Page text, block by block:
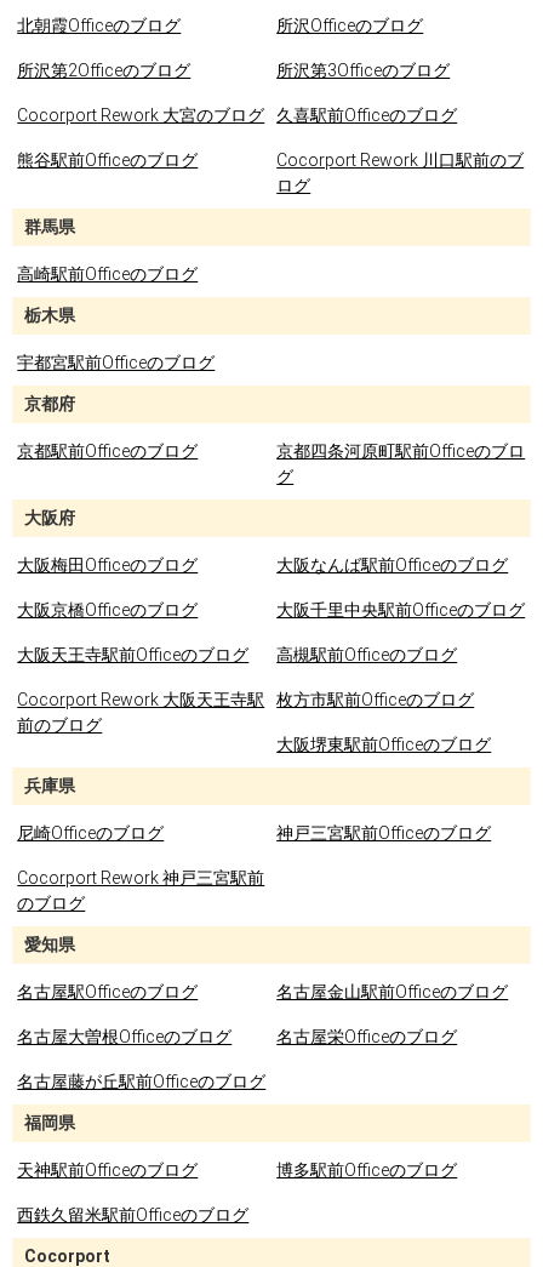
北朝霞Officeのブログ 所沢Officeのブログ
所沢第2Officeのブログ 所沢第3Officeのブログ
Cocorport Rework 大宮のブログ 久喜駅前Officeのブログ
熊谷駅前Officeのブログ
Cocorport Rework 川口駅前のブ
ログ
群馬県
高崎駅前Officeのブログ
栃木県
宇都宮駅前Officeのブログ
京都府
京都駅前Officeのブログ
京都四条河原町駅前Officeのブロ
グ
大阪府
大阪梅田Officeのブログ 大阪なんば駅前Officeのブログ
大阪京橋Officeのブログ 大阪千里中央駅前Officeのブログ
大阪天王寺駅前Officeのブログ 高槻駅前Officeのブログ
Cocorport Rework 大阪天王寺駅
前のブログ
枚方市駅前Officeのブログ
大阪堺東駅前Officeのブログ
兵庫県
尼崎Officeのブログ 神戸三宮駅前Officeのブログ
Cocorport Rework 神戸三宮駅前
のブログ
愛知県
名古屋駅Officeのブログ 名古屋金山駅前Officeのブログ
名古屋大曽根Officeのブログ 名古屋栄Officeのブログ
名古屋藤が丘駅前Officeのブログ
福岡県
天神駅前Officeのブログ 博多駅前Officeのブログ
西鉄久留米駅前Officeのブログ
Cocorport